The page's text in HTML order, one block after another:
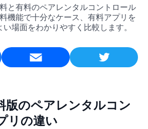
と有料のペアレンタルコントロール
機能で十分なケース、有料アプリを
場面をわかりやすく比較します。
Email
版のペアレンタルコン
リの違い